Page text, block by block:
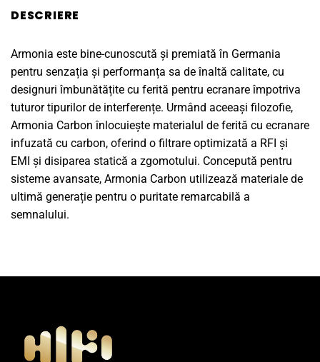
DESCRIERE
Armonia este bine-cunoscută și premiată în Germania
pentru senzația și performanța sa de înaltă calitate, cu
designuri îmbunătățite cu ferită pentru ecranare împotriva
tuturor tipurilor de interferențe. Urmând aceeași filozofie,
Armonia Carbon înlocuiește materialul de ferită cu ecranare
infuzată cu carbon, oferind o filtrare optimizată a RFI și
EMI și disiparea statică a zgomotului. Concepută pentru
sisteme avansate, Armonia Carbon utilizează materiale de
ultimă generație pentru o puritate remarcabilă a
semnalului.